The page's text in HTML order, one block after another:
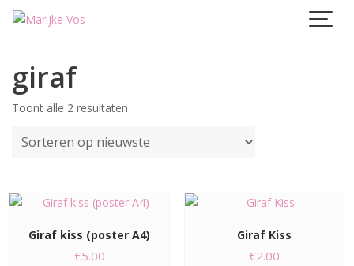
Skip
giraf
Toont alle 2 resultaten
nieuwste
Giraf kiss (poster A4)
€5.00
Giraf Kiss
€2.00